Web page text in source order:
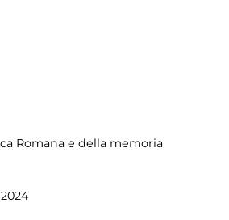
Romana e della memoria